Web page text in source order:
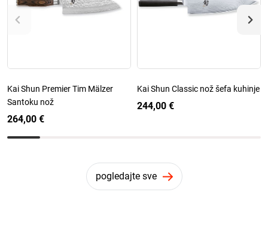
Kai Shun Premier Tim Mälzer
Santoku nož
264,00 €
Kai Shun Classic nož šefa kuhinje
244,00 €
pogledajte sve